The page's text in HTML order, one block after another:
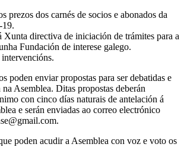
prezos dos carnés de socios e abonados da
19.
Xunta directiva de iniciación de trámites para a
Fundación de interese galego.
poden enviar propostas para ser debatidas e
Asemblea. Ditas propostas deberán
con cinco días naturais de antelación á
e serán enviadas ao correo electrónico
poden acudir a Asemblea con voz e voto os